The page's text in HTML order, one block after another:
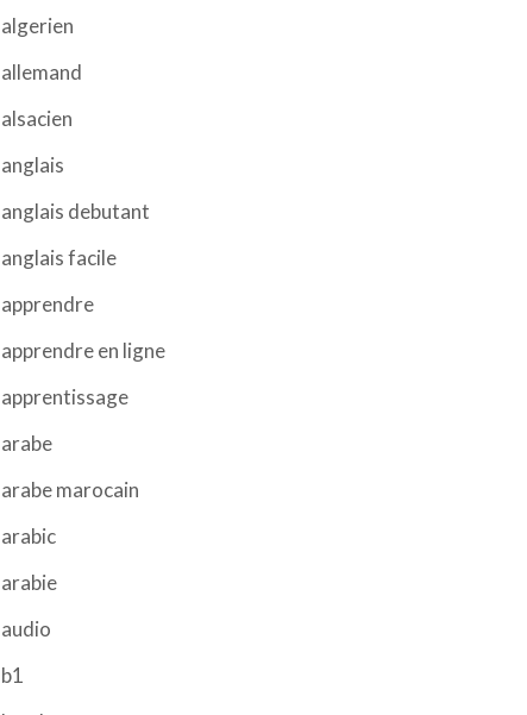
algerien
allemand
alsacien
anglais
anglais debutant
anglais facile
apprendre
apprendre en ligne
apprentissage
arabe
arabe marocain
arabic
arabie
audio
b1